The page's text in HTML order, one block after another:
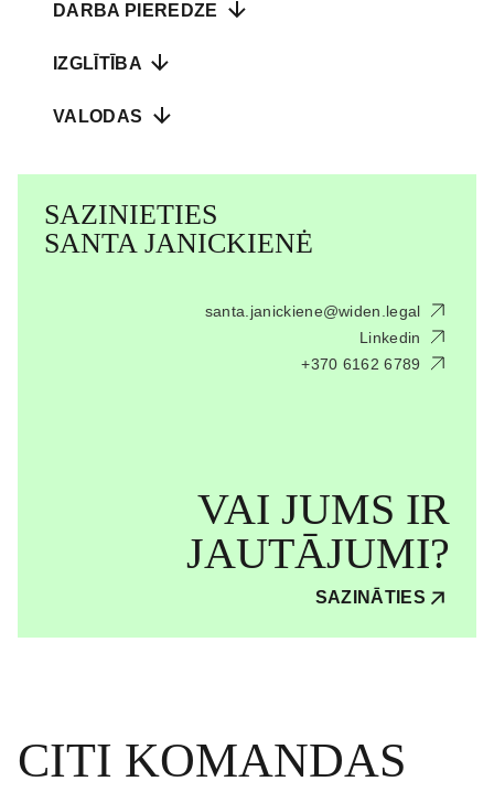
DARBA PIEREDZE
IZGLĪTĪBA
VALODAS
SAZINIETIES
SANTA JANICKIENĖ
santa.janickiene@widen.legal
Linkedin
+370 6162 6789
VAI JUMS IR
JAUTĀJUMI?
SAZINĀTIES
CITI KOMANDAS